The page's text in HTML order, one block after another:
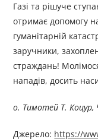
Газі та рішуче
отримає допомогу
гуманітарній
заручники,
страждань!
нападів, досить
о. Тимотей Т.
Джерелo: https://